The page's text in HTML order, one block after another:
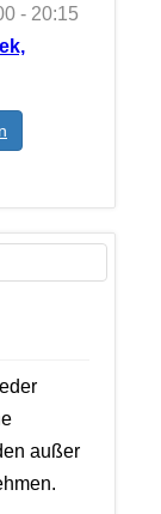
- 20:15
außer